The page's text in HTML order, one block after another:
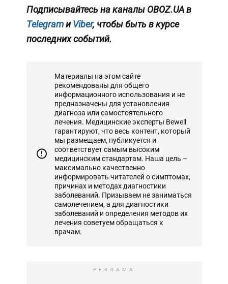
Подписывайтесь на каналы OBOZ.UA в
TelegramиViber, чтобы быть в курсе
последних событий.
Материалы на этом сайте
рекомендованы для общего
информационного использования и не
предназначены для установления
диагноза или самостоятельного
лечения. Медицинские эксперты Bewell
гарантируют, что весь контент, который
мы размещаем, публикуется и
соответствует самым высоким
медицинским стандартам. Наша цель –
максимально качественно
информировать читателей о симптомах,
причинах и методах диагностики
заболеваний. Призываем не заниматься
самолечением, а для диагностики
заболеваний и определения методов их
лечения советуем обращаться к
врачам.
РЕКЛАМА